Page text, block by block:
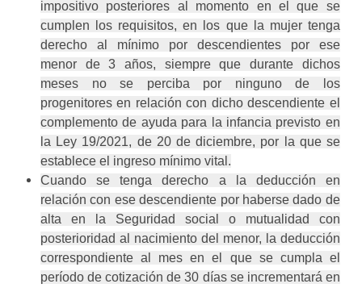
impositivo posteriores al momento en el que se
cumplen los requisitos, en los que la mujer tenga
derecho al mínimo por descendientes por ese
menor de 3 años, siempre que durante dichos
meses no se perciba por ninguno de los
progenitores en relación con dicho descendiente el
complemento de ayuda para la infancia previsto en
la Ley 19/2021, de 20 de diciembre, por la que se
establece el ingreso mínimo vital.
Cuando se tenga derecho a la deducción en
relación con ese descendiente por haberse dado de
alta en la Seguridad social o mutualidad con
posterioridad al nacimiento del menor, la deducción
correspondiente al mes en el que se cumpla el
período de cotización de 30 días se incrementará en